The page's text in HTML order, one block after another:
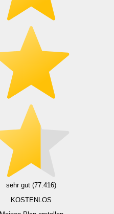
sehr gut (77.416)
KOSTENLOS